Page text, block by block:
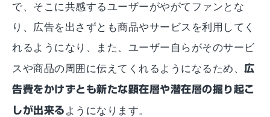
で、そこに共感するユーザーがやがてファンとな
り、広告を出さずとも商品やサービスを利用してく
れるようになり、また、ユーザー自らがそのサービ
スや商品の周囲に伝えてくれるようになるため、
広
告費をかけずとも新たな顕在層や潜在層の掘り起こ
しが出来る ようになります。